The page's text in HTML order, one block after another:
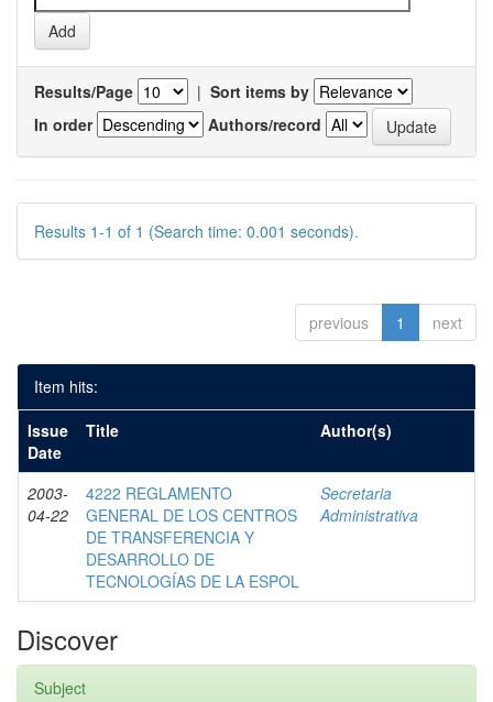
Results/Page | Sort items by
In order
Authors/record
Results 1-1 of 1 (Search time: 0.001 seconds).
previous 1 next
Item hits:
Issue
Date
Title Author(s)
2003-
04-22
4222 REGLAMENTO
GENERAL DE LOS CENTROS
DE TRANSFERENCIA Y
DESARROLLO DE
TECNOLOGÍAS DE LA ESPOL
Secretaria
Administrativa
Discover
Subject